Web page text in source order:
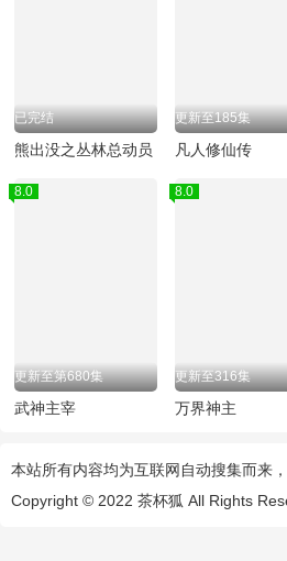
已完结
熊出没之丛林总动员
更新至185集
凡人修仙传
8.0
更新至第680集
武神主宰
8.0
更新至316集
万界神主
本站所有内容均为互联网自动搜集而来
Copyright © 2022 茶杯狐 All Rights